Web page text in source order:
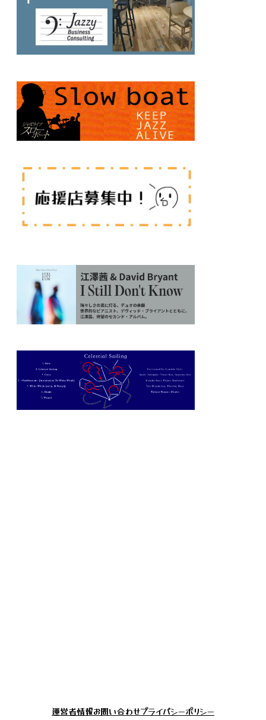
運営者情報お問い合わせプライバシーポリシー